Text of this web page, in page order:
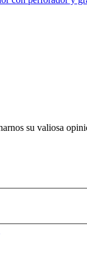
su valiosa